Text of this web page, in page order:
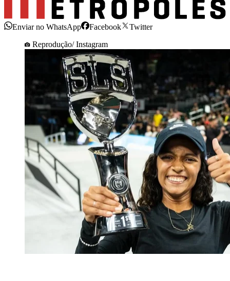
Enviar no WhatsApp Facebook
Twitter
Reprodução/ Instagram